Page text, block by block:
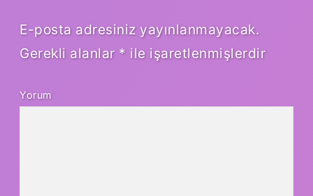
E-posta adresiniz yayınlanmayacak.
Gerekli alanlar * ile işaretlenmişlerdir
Yorum